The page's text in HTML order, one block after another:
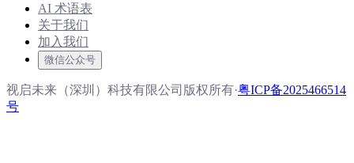
AI 术语表
关于我们
加入我们
微信公众号
视启未来（深圳）科技有限公司版权所有·粤ICP备2025466514
号